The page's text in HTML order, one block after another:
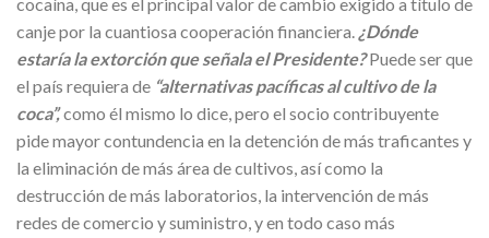
cocaína, que es el principal valor de cambio exigido a título de
canje por la cuantiosa cooperación financiera. ¿Dónde
estaría la extorción que señala el Presidente?Puede ser que
el país requiera de “alternativas pacíficas al cultivo de la
coca”,como él mismo lo dice, pero el socio contribuyente
pide mayor contundencia en la detención de más traficantes y
la eliminación de más área de cultivos, así como la
destrucción de más laboratorios, la intervención de más
redes de comercio y suministro, y en todo caso más